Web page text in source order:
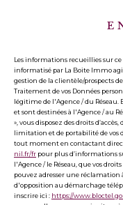
Les informations recueillies sur
informatisé par La Boite Immo
gestion de la clientèle/prospects
Traitement de vos Données
légitime de l'Agence / du Réseau.
et sont destinées à l'Agence / au
», vous disposez des droits
limitation et de portabilité de vos
tout moment en contactant
nil.fr/fr pour plus d’informations
l'Agence / le Réseau, que vos
pouvez adresser une réclamation
d'opposition au démarchage
inscrire ici : https://